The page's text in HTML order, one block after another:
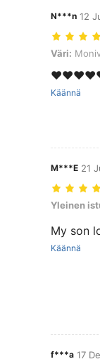
N***n 12
Väri:
Väri:
Käännä
M***E 21
Yleinen
Yleinen
My son
Käännä
f***a 17